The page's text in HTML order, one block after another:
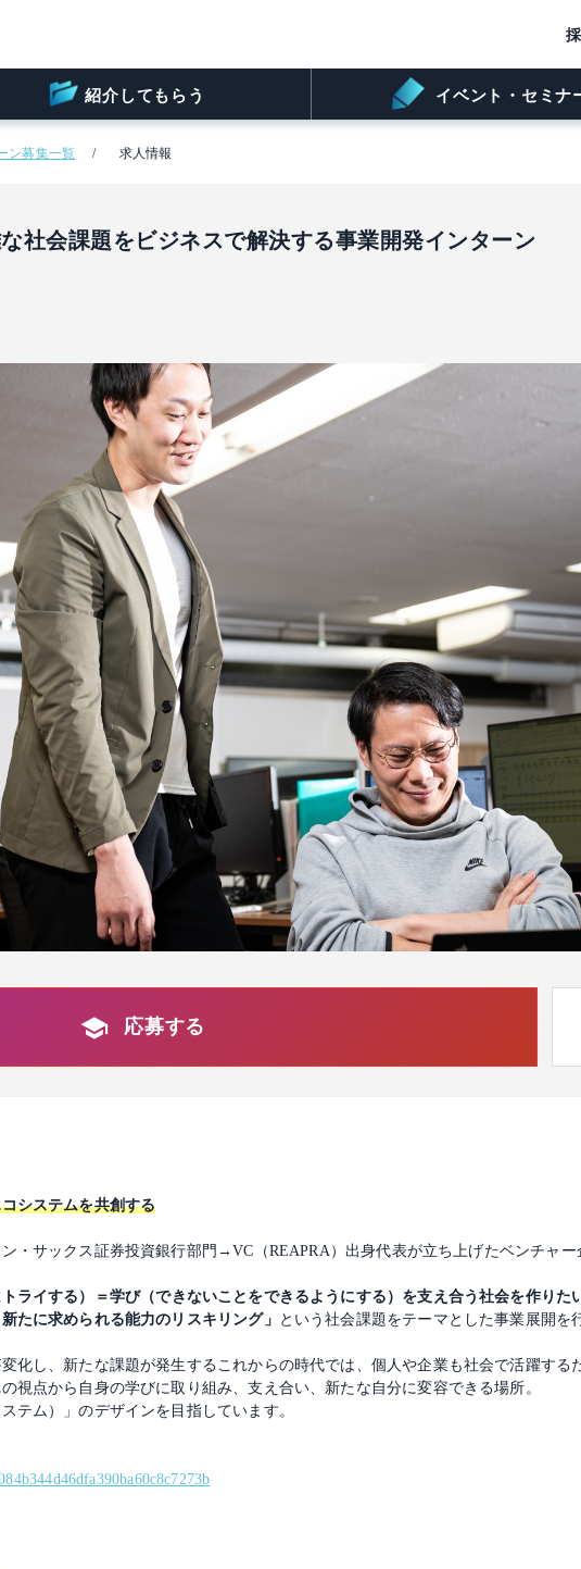
紹介してもらう イベント・セミナ
ン募集一覧 求人情報
社会課題をビジネスで解決する事業開発インターン
応募する
システムを共創する
・サックス証券投資銀行部門→VC（REAPRA）出身代表が立ち上げたベンチャー
ライする）＝学び（できないことをできるようにする）を支え合う社会を作りた
たに求められる能力のリスキリング」 という社会課題をテーマとした事業展開を
化し、新たな課題が発生するこれからの時代では、個人や企業も社会で活躍する
視点から自身の学びに取り組み、支え合い、新たな自分に変容できる場所。
テム）」のデザインを目指しています。